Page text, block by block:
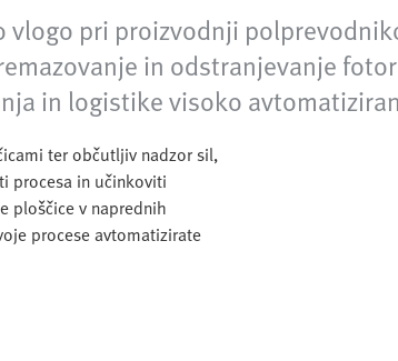
pri proizvodnji
in odstranjevanje
in logistike visoko
ter občutljiv nadzor sil,
procesa in učinkoviti
ploščice v naprednih
procese avtomatizirate